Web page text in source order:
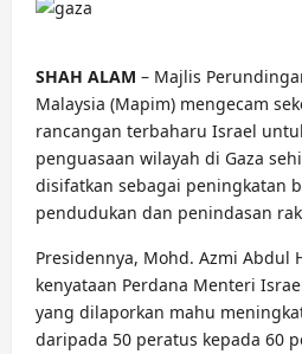
SHAH ALAM – Majlis
Malaysia (Mapim) mengecam
rancangan terbaharu Israel
penguasaan wilayah di Gaza
disifatkan sebagai peningkatan
pendudukan dan penindasan
Presidennya, Mohd. Azmi Abdul
kenyataan Perdana Menteri
yang dilaporkan mahu
daripada 50 peratus kepada 60